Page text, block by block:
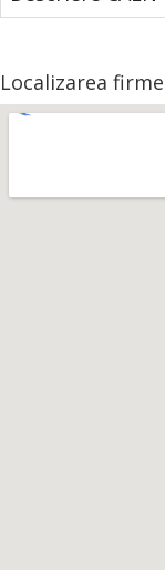
Localizarea firmei